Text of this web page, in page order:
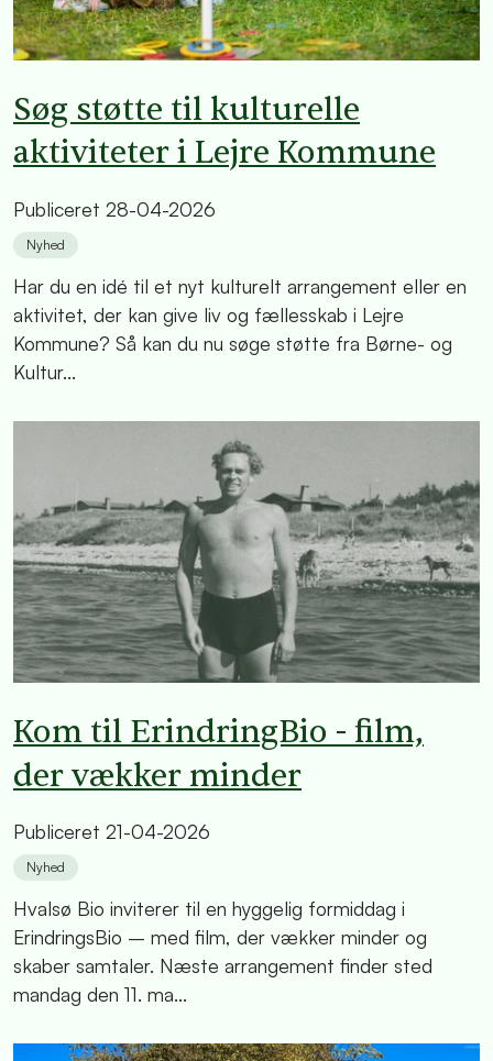
Søg støtte til kulturelle
aktiviteter i Lejre Kommune
Publiceret 28-04-2026
Nyhed
Har du en idé til et nyt kulturelt arrangement eller en
aktivitet, der kan give liv og fællesskab i Lejre
Kommune? Så kan du nu søge støtte fra Børne- og
Kultur...
Kom til ErindringBio - film,
der vækker minder
Publiceret 21-04-2026
Nyhed
Hvalsø Bio inviterer til en hyggelig formiddag i
ErindringsBio – med film, der vækker minder og
skaber samtaler. Næste arrangement finder sted
mandag den 11. ma...